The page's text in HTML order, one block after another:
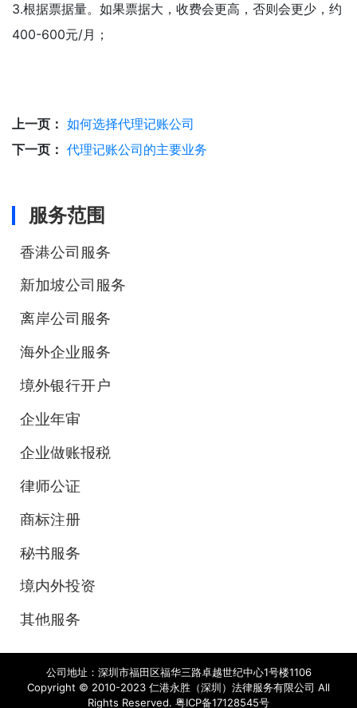
3.根据票据量。如果票据大，收费会更高，否则会更少，约
400-600元/月；
上一页： 如何选择代理记账公司
下一页： 代理记账公司的主要业务
服务范围
香港公司服务
新加坡公司服务
离岸公司服务
海外企业服务
境外银行开户
企业年审
企业做账报税
律师公证
商标注册
秘书服务
境内外投资
其他服务
公司地址：深圳市福田区福华三路卓越世纪中心1号楼1106
Copyright © 2010-2023 仁港永胜（深圳）法律服务有限公司 All
Rights Reserved. 粤ICP备17128545号